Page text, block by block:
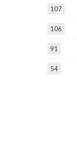
107
106
91
54